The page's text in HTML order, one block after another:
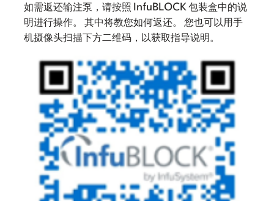
如需返还输注泵，请按照 InfuBLOCK 包装盒中的说
明进行操作。 其中将教您如何返还。 您也可以用手
机摄像头扫描下方二维码，以获取指导说明。